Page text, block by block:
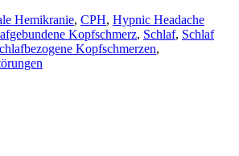
Hemikranie, CPH, Hypnic Headache
Kopfschmerz, Schlaf, Schlaf
Kopfschmerzen,